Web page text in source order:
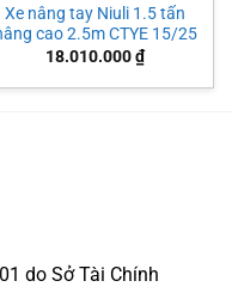
Xe nâng tay Niuli 1.5 tấn
cao 2.5m CTYE 15/25
18.010.000₫
do Sở Tài Chính